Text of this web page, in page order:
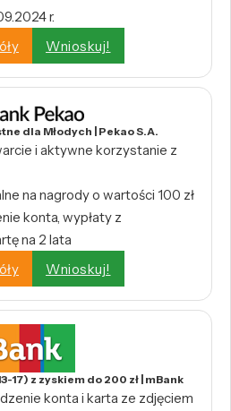
r.
Wnioskuj!
dla Młodych | Pekao S.A.
i aktywne korzystanie z
na nagrody o wartości 100 zł
konta, wypłaty z
na 2 lata
Wnioskuj!
17) z zyskiem do 200 zł | mBank
konta i karta ze zdjęciem